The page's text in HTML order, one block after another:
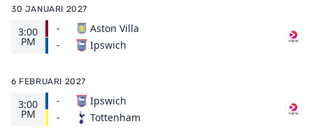
30 JANUARI 2027
3:00
PM
-
-
Aston Villa
Ipswich
6 FEBRUARI 2027
3:00
PM
-
-
Ipswich
Tottenham